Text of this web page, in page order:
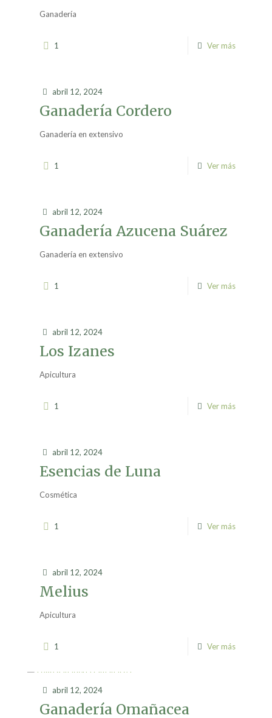
Ganadería
1 Ver más
abril 12, 2024
Ganadería Cordero
Ganadería en extensivo
1 Ver más
abril 12, 2024
Ganadería Azucena Suárez
Ganadería en extensivo
1 Ver más
abril 12, 2024
Los Izanes
Apicultura
1 Ver más
abril 12, 2024
Esencias de Luna
Cosmética
1 Ver más
abril 12, 2024
Melius
Apicultura
1 Ver más
abril 12, 2024
Ganadería Omañacea